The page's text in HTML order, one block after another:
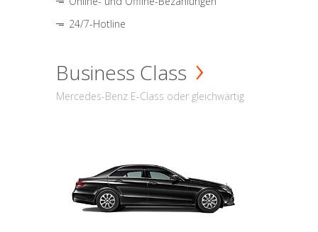
24/7-Hotline
Business Class
Mercedes-Benz E-Class oder gleichwärtig